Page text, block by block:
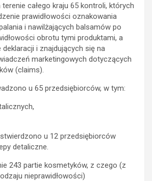
terenie całego kraju 65 kontroli, których
prawidłowości oznakowania
i nawilżających balsamów po
obrotu tymi produktami, a
i znajdujących się na
marketingowych dotyczących
(claims).
u 65 przedsiębiorców, w tym:
u 12 przedsiębiorców
detaliczne.
243 partie kosmetyków, z czego (z
nieprawidłowości)